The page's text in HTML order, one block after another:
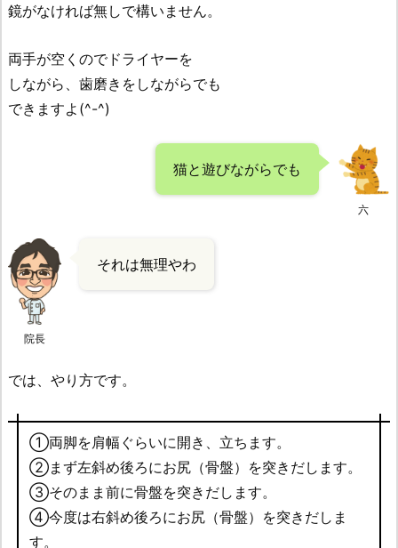
鏡がなければ無しで構いません。
両手が空くのでドライヤーを
しながら、歯磨きをしながらでも
できますよ(^-^)
六
猫と遊びながらでも
院長
それは無理やわ
では、やり方です。
①両脚を肩幅ぐらいに開き、立ちます。
②まず左斜め後ろにお尻（骨盤）を突きだします。
③そのまま前に骨盤を突きだします。
④今度は右斜め後ろにお尻（骨盤）を突きだしま
す。